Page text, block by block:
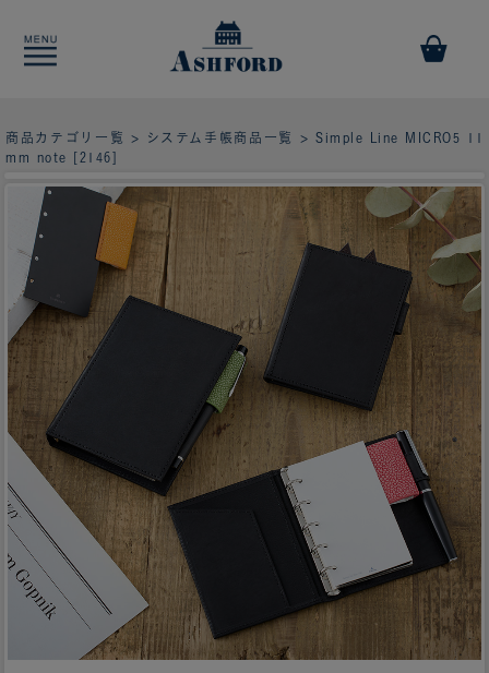
商品カテゴリ一覧 > システム手帳商品一覧
> Simple Line MICRO5 11
mm note [2146]